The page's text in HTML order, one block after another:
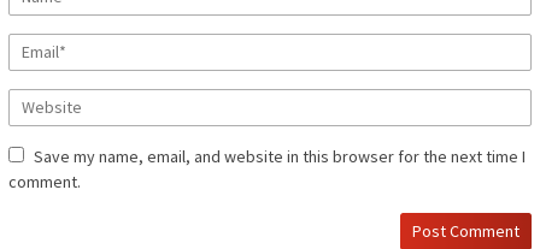
Save my name, email, and website in this browser for the next time I
comment.